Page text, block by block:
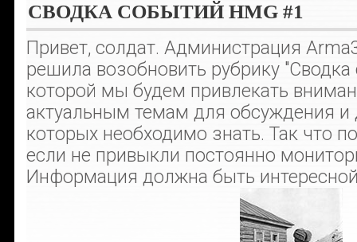
СВОДКА СОБЫТИЙ HMG #1
Привет, солдат. Администрация
решила возобновить рубрику "Сводка
которой мы будем привлекать
актуальным темам для обсуждения
которых необходимо знать. Так что
если не привыкли постоянно
Информация должна быть